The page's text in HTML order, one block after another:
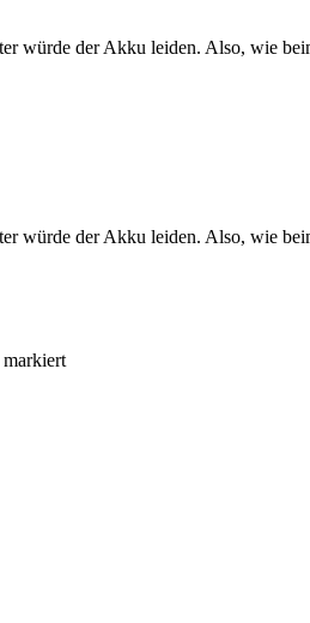
würde der Akku leiden. Also, wie
würde der Akku leiden. Also, wie
markiert